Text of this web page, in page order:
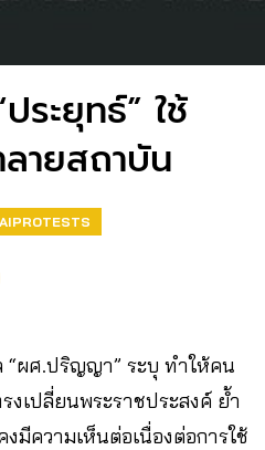
ะยุทธ์” ใช้
ลายสถาบัน
“ผศ.ปริญญา” ระบุ ทำให้คน
งเปลี่ยนพระราชประสงค์ ย้ำ
มีความเห็นต่อเนื่องต่อการใช้